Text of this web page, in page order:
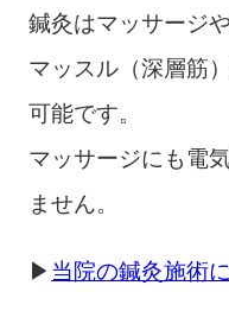
鍼灸はマッサージ
マッスル（深層筋
可能です。
マッサージにも電
ません。
▶ 当院の鍼灸施術